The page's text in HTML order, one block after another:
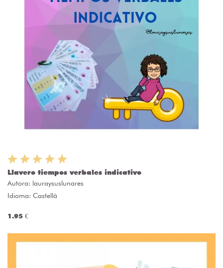
Llavero tiempos verbales indicativo
Autora: lauraysuslunares
Idioma: Castellà
1.95 €